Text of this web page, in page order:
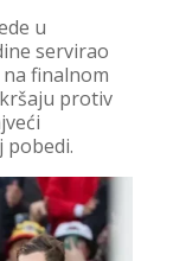
u
servirao
finalnom
protiv
pobedi.